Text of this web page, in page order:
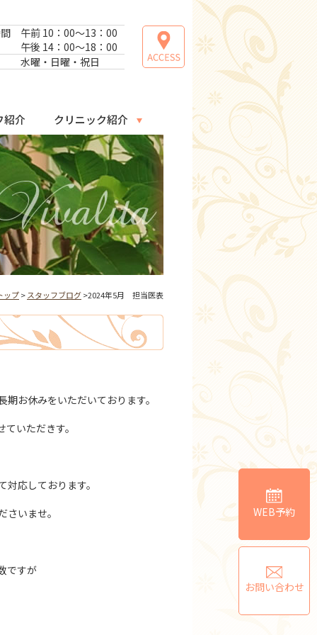
午前 10：00～13：00
午後 14：00～18：00
水曜・日曜・祝日
紹介 クリニック紹介
ップ> スタッフブログ>2024年5月 担当医表
お休みをいただいております。
いただきす。
応しております。
いませ。
ですが
WEB予約
お問い合わせ